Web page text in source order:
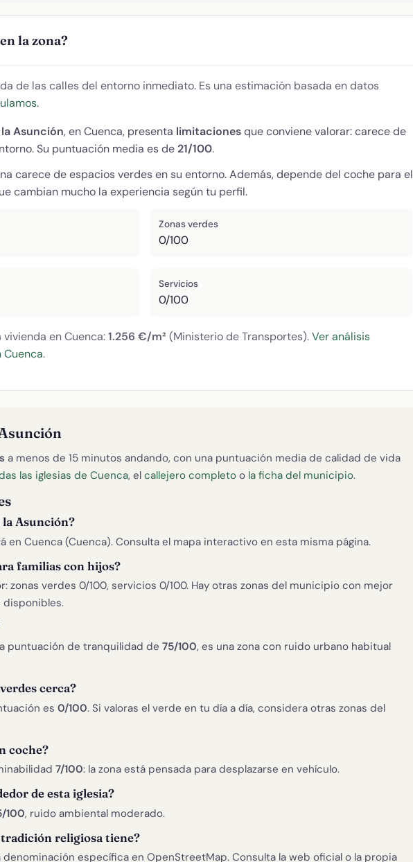
la zona?
de las calles del entorno inmediato. Es una estimación basada en datos
.
Asunción, en Cuenca, presenta limitacionesque conviene valorar: carece de
Su puntuación media es de 21/100.
carece de espacios verdes en su entorno. Además, depende del coche para el
cambian mucho la experiencia según tu perfil.
Zonas verdes
0/100
Servicios
0/100
en Cuenca:1.256 €/m² (Ministerio de Transportes).Ver análisis
.
a menos de 15 minutos andando, con una puntuación media de calidad de vida
las iglesias de Cuenca, el callejero completo o la ficha del municipio.
la Asunción?
en Cuenca (Cuenca). Consulta el mapa interactivo en esta misma página.
familias con hijos?
zonas verdes 0/100, servicios 0/100. Hay otras zonas del municipio con mejor
disponibles.
puntuación de tranquilidad de 75/100, es una zona con ruido urbano habitual
cerca?
es 0/100. Si valoras el verde en tu día a día, considera otras zonas del
coche?
7/100: la zona está pensada para desplazarse en vehículo.
de esta iglesia?
100, ruido ambiental moderado.
religiosa tiene?
específica en OpenStreetMap. Consulta la web oficial o la propia